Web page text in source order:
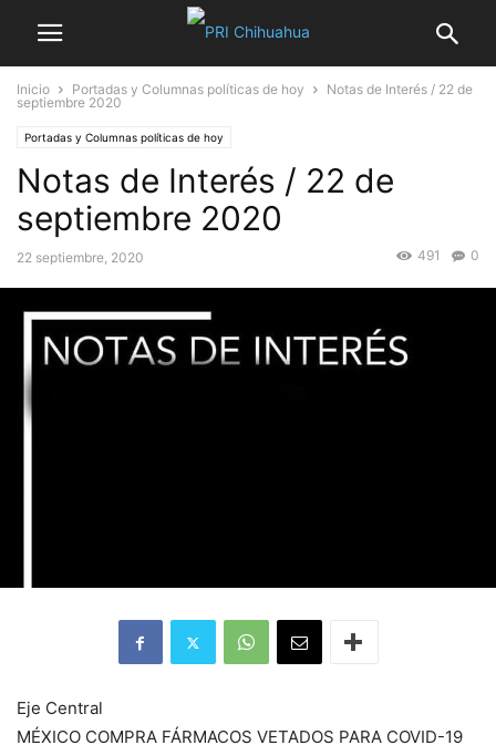
Inicio Portadas y Columnas políticas de hoy
Notas de Interés / 22 de
septiembre 2020
Portadas y Columnas políticas de hoy
Notas de Interés / 22 de
septiembre 2020
22 septiembre, 2020 0
491
Eje Central
MÉXICO COMPRA FÁRMACOS VETADOS PARA COVID-19